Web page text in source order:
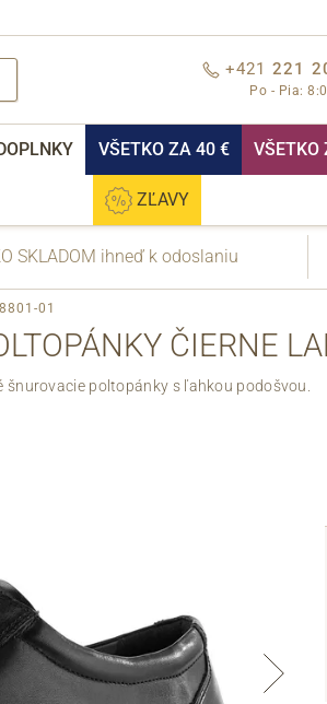
+421 221
Po - Pia:
VŠETKO ZA 40 € VŠETKO
ZĽAVY
SKLADOM ihneď k odoslaniu
01
ČIERNE
šnurovacie poltopánky s ľahkou podošvou.